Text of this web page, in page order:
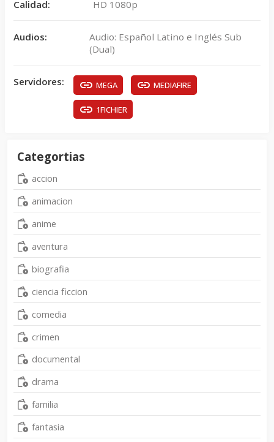
Calidad: HD 1080p
Audios:
Audio: Español Latino e Inglés Sub
(Dual)
Servidores: MEGA MEDIAFIRE
1FICHIER
Categortias
accion
animacion
anime
aventura
biografia
ciencia ficcion
comedia
crimen
documental
drama
familia
fantasia